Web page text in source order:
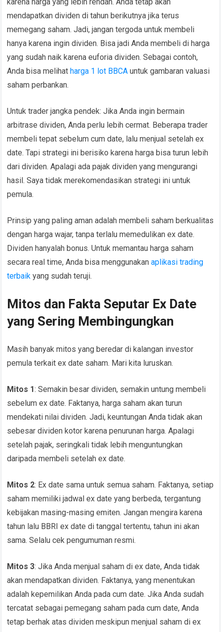
mendapatkan dividen di tahun berikutnya jika terus
memegang saham. Jadi, jangan tergoda untuk membeli
hanya karena ingin dividen. Bisa jadi Anda membeli di harga
yang sudah naik karena euforia dividen. Sebagai contoh,
Anda bisa melihatharga 1 lot BBCA untuk gambaran valuasi
saham perbankan.
Untuk trader jangka pendek: Jika Anda ingin bermain
arbitrase dividen, Anda perlu lebih cermat. Beberapa trader
membeli tepat sebelum cum date, lalu menjual setelah ex
date. Tapi strategi ini berisiko karena harga bisa turun lebih
dari dividen. Apalagi ada pajak dividen yang mengurangi
hasil. Saya tidak merekomendasikan strategi ini untuk
pemula.
Prinsip yang paling aman adalah membeli saham berkualitas
dengan harga wajar, tanpa terlalu memedulikan ex date.
Dividen hanyalah bonus. Untuk memantau harga saham
secara real time, Anda bisa menggunakanaplikasi trading
terbaik yang sudah teruji.
Mitos dan Fakta Seputar Ex Date
yang Sering Membingungkan
Masih banyak mitos yang beredar di kalangan investor
pemula terkait ex date saham. Mari kita luruskan.
Mitos 1: Semakin besar dividen, semakin untung membeli
sebelum ex date. Faktanya, harga saham akan turun
mendekati nilai dividen. Jadi, keuntungan Anda tidak akan
sebesar dividen kotor karena penurunan harga. Apalagi
setelah pajak, seringkali tidak lebih menguntungkan
daripada membeli setelah ex date.
Mitos 2: Ex date sama untuk semua saham. Faktanya, setiap
saham memiliki jadwal ex date yang berbeda, tergantung
kebijakan masing-masing emiten. Jangan mengira karena
tahun lalu BBRI ex date di tanggal tertentu, tahun ini akan
sama. Selalu cek pengumuman resmi.
Mitos 3: Jika Anda menjual saham di ex date, Anda tidak
akan mendapatkan dividen. Faktanya, yang menentukan
adalah kepemilikan Anda pada cum date. Jika Anda sudah
tercatat sebagai pemegang saham pada cum date, Anda
tetap berhak atas dividen meskipun menjual saham di ex